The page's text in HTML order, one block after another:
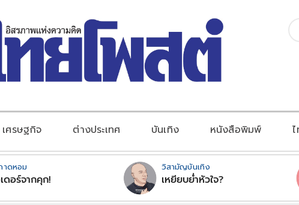
เศรษฐกิจ ต่างประเทศ บันเทิง หนังสือพิมพ์
าดหอม
ดอร์จากคุก!
วิสามัญบันเทิง
เหยียบย่ำหัวใจ?